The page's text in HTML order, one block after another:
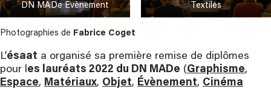
DN MADe Evènement
Textiles
Photographies de Fabrice Coget
L’ésaat a organisé sa première remise de diplômes
pour les lauréats 2022 du DN MADe (Graphisme,
Espace, Matériaux, Objet, Évènement, Cinéma